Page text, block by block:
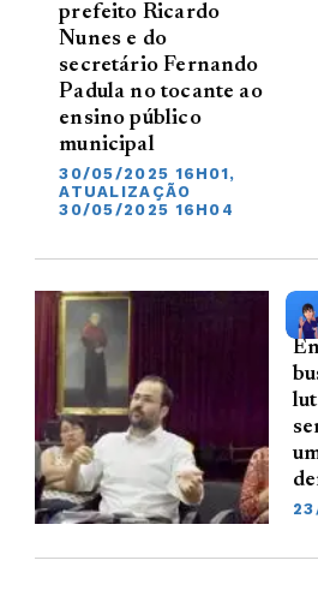
prefeito Ricardo
Nunes e do
secretário Fernando
Padula no tocante ao
ensino público
municipal
30/05/2025 16H01,
ATUALIZAÇÃO
30/05/2025 16H04